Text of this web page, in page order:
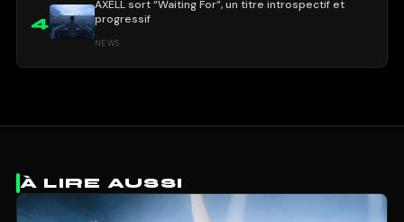
4
AXELL sort “Waiting For”, un titre introspectif et
progressif
NEWS
À LIRE AUSSI